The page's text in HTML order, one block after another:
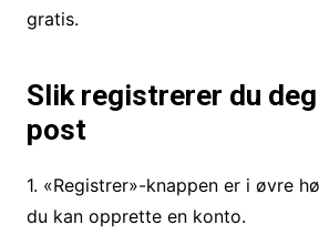
gratis.
Slik registrerer du
post
1. «Registrer»-knappen er i øvre
du kan opprette en konto.